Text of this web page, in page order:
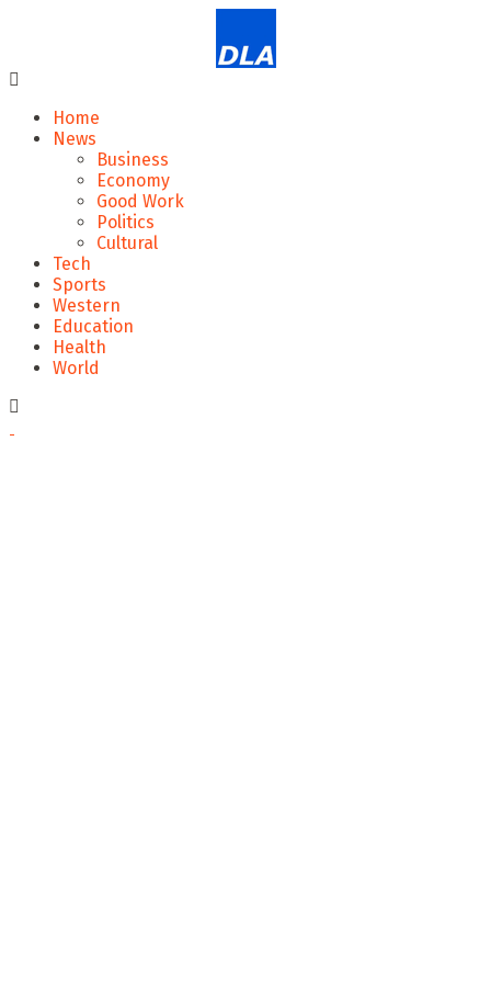
Home
News
Business
Economy
Good Work
Politics
Cultural
Tech
Sports
Western
Education
Health
World